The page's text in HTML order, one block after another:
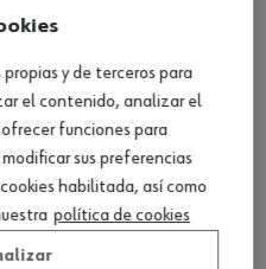
Touch
y de terceros para
el contenido, analizar el
funciones para
sus preferencias
habilitada, así como
política de cookies